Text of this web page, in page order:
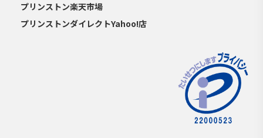
プリンストン楽天市場
プリンストンダイレクトYahoo!店